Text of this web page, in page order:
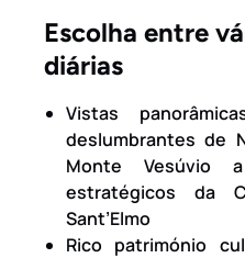
Escolha entre
diárias
Vistas
deslumbrantes de
Monte Vesúvio
estratégicos da
Sant’Elmo
Rico património